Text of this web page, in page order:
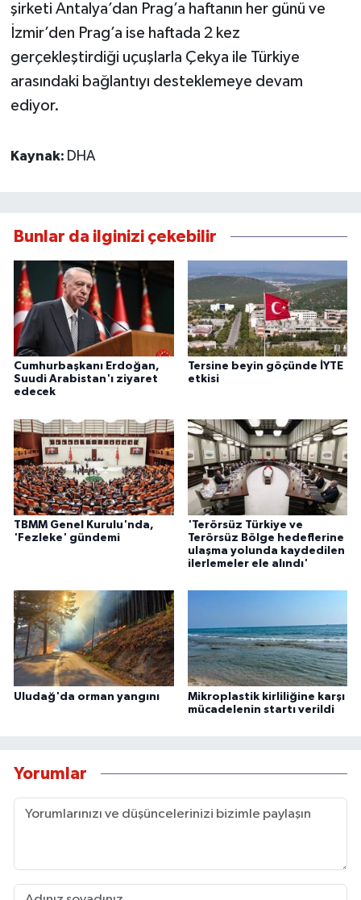
şirketi Antalya’dan Prag’a haftanın her günü ve
İzmir’den Prag’a ise haftada 2 kez
gerçekleştirdiği uçuşlarla Çekya ile Türkiye
arasındaki bağlantıyı desteklemeye devam
ediyor.
Kaynak: DHA
Bunlar da ilginizi çekebilir
Cumhurbaşkanı Erdoğan,
Suudi Arabistan'ı ziyaret
edecek
Tersine beyin göçünde İYTE
etkisi
TBMM Genel Kurulu'nda,
'Fezleke' gündemi
'Terörsüz Türkiye ve
Terörsüz Bölge hedeflerine
ulaşma yolunda kaydedilen
ilerlemeler ele alındı'
Uludağ'da orman yangını
Mikroplastik kirliliğine karşı
mücadelenin startı verildi
Yorumlar